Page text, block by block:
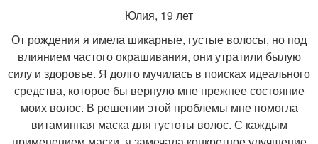
Юлия, 19 лет
От рождения я имела шикарные, густые волосы, но под
влиянием частого окрашивания, они утратили былую
силу и здоровье. Я долго мучилась в поисках идеального
средства, которое бы вернуло мне прежнее состояние
моих волос. В решении этой проблемы мне помогла
витаминная маска для густоты волос. С каждым